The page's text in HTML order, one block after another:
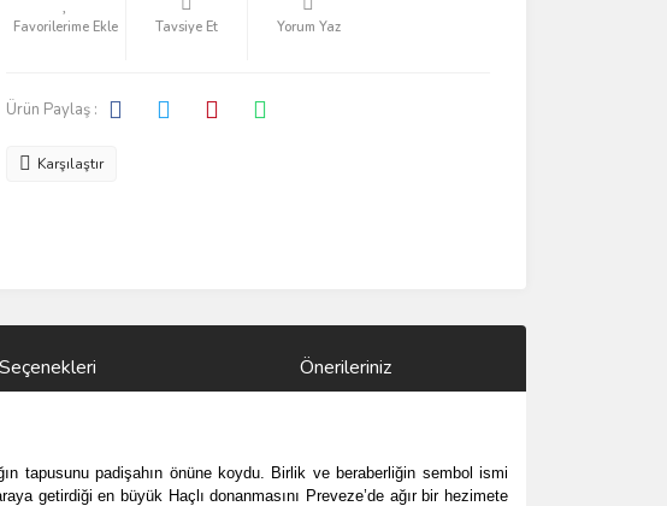
Tavsiye Et Yorum Yaz
Ürün Paylaş :
Karşılaştır
Önerileriniz
tapusunu padişahın önüne koydu. Birlik ve beraberliğin sembol ismi
getirdiği en büyük Haçlı donanmasını Preveze’de ağır bir hezimete